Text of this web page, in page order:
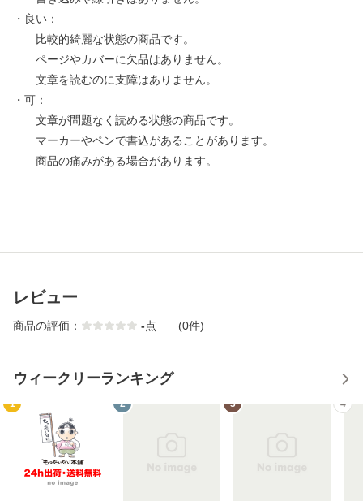
・良い：
比較的綺麗な状態の商品です。
ページやカバーに欠品はありません。
文章を読むのに支障はありません。
・可：
文章が問題なく読める状態の商品です。
マーカーやペンで書込があることがあります。
商品の痛みがある場合があります。
レビュー
商品の評価： -点 (0件)
ウィークリーランキング
1 2 3 4